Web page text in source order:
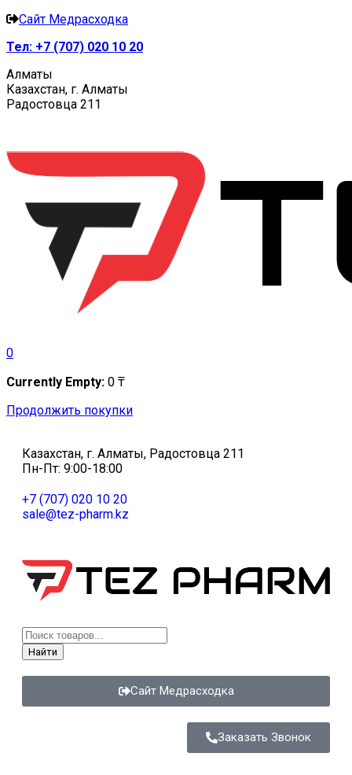
Сайт Медрасходка
Тел: +7 (707) 020 10 20
Алматы
Казахстан, г. Алматы
Радостовца 211
0
Currently Empty: 0 ₸
Продолжить покупки
Казахстан, г. Алматы, Радостовца 211
Пн-Пт: 9:00-18:00
+7 (707) 020 10 20
sale@tez-pharm.kz
Найти
Сайт Медрасходка
Заказать Звонок